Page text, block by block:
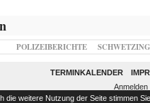
POLIZEIBERICHTE
TERMINKALENDER
Anmelden
die weitere Nutzung der Seite stimmen